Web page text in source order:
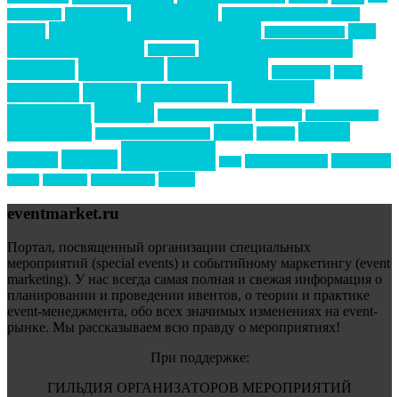
eventmarket.ru
Портал, посвященный организации специальных
мероприятий (special events) и событийному маркетингу (event
marketing). У нас всегда самая полная и свежая информация о
планировании и проведении ивентов, о теории и практике
event-менеджмента, обо всех значимых изменениях на event-
рынке. Мы рассказываем всю правду о мероприятиях!
При поддержке:
ГИЛЬДИЯ ОРГАНИЗАТОРОВ МЕРОПРИЯТИЙ